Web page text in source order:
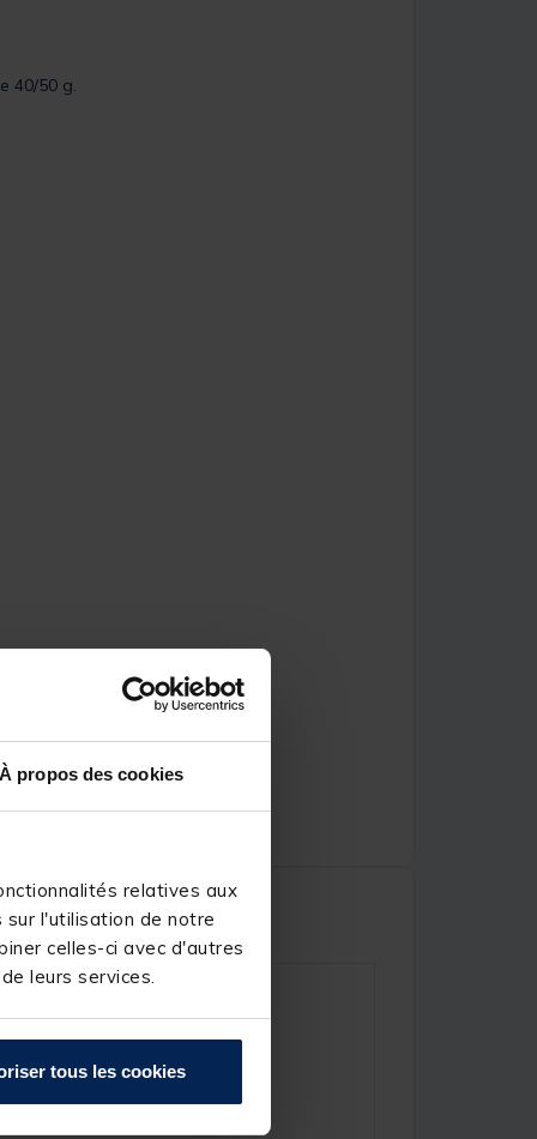
À propos des cookies
relatives aux
l'utilisation de notre
celles-ci avec d'autres
leurs services.
tous les cookies
40/50 g.